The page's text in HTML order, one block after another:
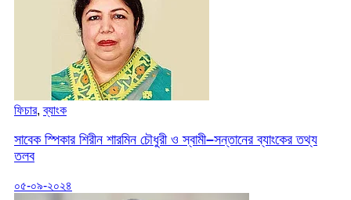
ফিচার,ব্যাংক
সাবেক স্পিকার শিরীন শারমিন চৌধুরী ও স্বামী–সন্তানের ব্যাংকের তথ্য
তলব
০৫-০৯-২০২৪